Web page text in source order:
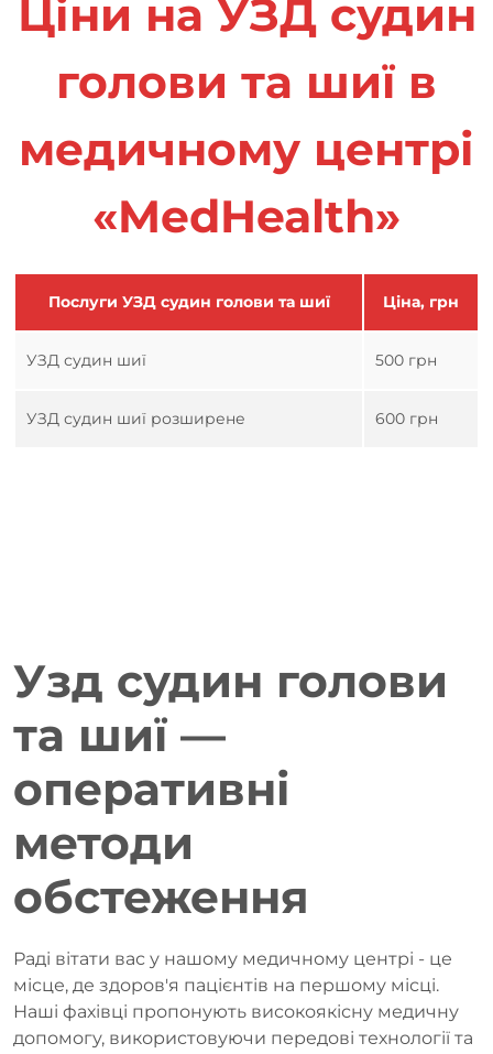
Ціни на УЗД судин
голови та шиї в
медичному центрі
«MedHealth»
Послуги УЗД судин голови та шиї Ціна, грн
УЗД судин шиї 500 грн
УЗД судин шиї розширене 600 грн
Узд судин голови
та шиї —
оперативні
методи
обстеження
Раді вітати вас у нашому медичному центрі - це
місце, де здоров'я пацієнтів на першому місці.
Наші фахівці пропонують високоякісну медичну
допомогу, використовуючи передові технології та